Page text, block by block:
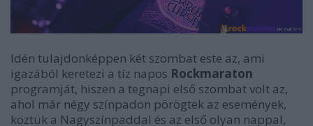
Idén tulajdonképpen két szombat este az, ami
igazából keretezi a tíz napos Rockmaraton
programját, hiszen a tegnapi első szombat volt az,
ahol már négy színpadon pörögtek az események,
köztük a Nagyszínpaddal és az első olyan nappal,